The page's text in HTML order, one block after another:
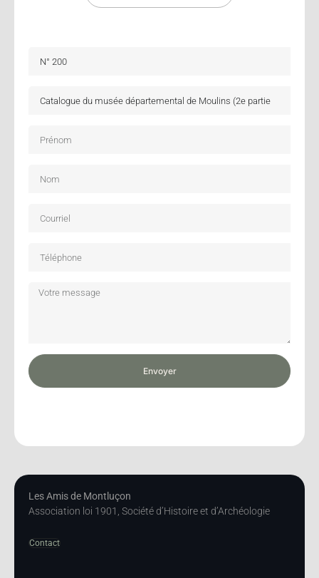
Envoyer
Les Amis de Montluçon
Association loi 1901, Société d’Histoire et d’Archéologie
Contact